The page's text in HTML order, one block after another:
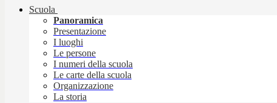
Scuola
Panoramica
Presentazione
I luoghi
Le persone
I numeri della scuola
Le carte della scuola
Organizzazione
La storia